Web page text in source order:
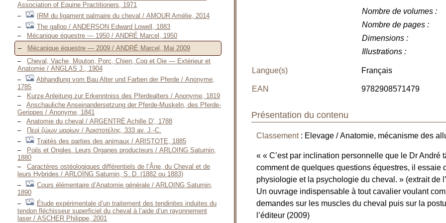
Association of Equine Practitioners, 1971
IRM du ligament palmaire du cheval / AMOUR Amélie, 2014
The gallop / ANDERSON Edward Lowell, 1883
Mécanique équestre — 1950 / ANDRÉ Marcel, 1950
Mécanique équestre — 2009 / ANDRÉ Marcel, Mai 2009
Cheval, Vache, Mouton, Porc, Chien, Coq et Oie — Extérieur et
Anatomie / ANGLAS J., 1904
Abhandlung vom Bau Alter und Farben der Pferde / Anonyme,
1785
Kurze Anleitung zur Erkenntniss des Pferdealters / Anonyme, 1819
Anschauliche Anseinandersetzung der Pferde-Muskeln, des Pferde-
Gerippes / Anonyme, 1841
Anatomie du cheval / ARGENTRÉ Achille D’, 1788
Περὶ ζώων μορίων / Ἀριστοτέλης, 333 av. J.-C.
Traités des parties des animaux / ARISTOTE, 1885
Poils et Ongles. Leurs Organes producteurs / ARLOING Saturnin,
1880
Caractères ostéologiques différentiels de l’Âne, du Cheval et de
leurs Hybrides / ARLOING Saturnin, S. D. (1882 ou 1883)
Cours élémentaire d’Anatomie générale / ARLOING Saturnin,
1890
Étude expérimentale d’un traitement des tendinites induites du
tendon fléchisseur superficiel du cheval à l’aide d’un rayonnement
laser / ASCHER Philippe, 2001
Nombre de volumes :
Nombre de pages :
Dimensions :
Illustrations :
Langue(s) Français
EAN 9782908571479
Présentation du contenu
Classement: Elevage / Anatomie, mécanisme des
« « C’est par inclination personnelle que le Dr André
comment de quelques questions équestres, il essaie
physiologie et la psychologie du cheval. » (extrait de
Un ouvrage indispensable à tout cavalier voulant
demandes sur les muscles du cheval puis sur la
l’éditeur (2009)